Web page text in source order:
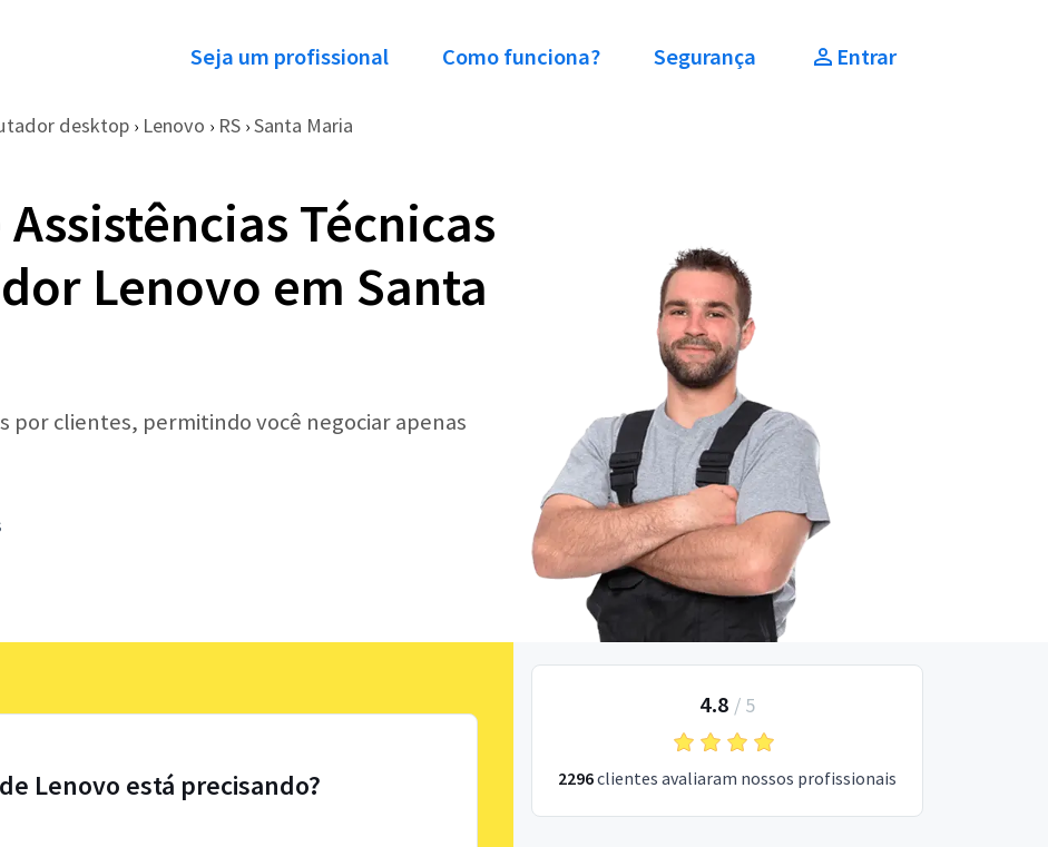
Seja um profissional Como funciona? Segurança Entrar
desktop › Lenovo › RS › Santa Maria
Técnicas
Lenovo em Santa
por clientes, permitindo você negociar apenas
Lenovo está precisando?
4.8 / 5
2296clientes avaliaram nossos profissionais